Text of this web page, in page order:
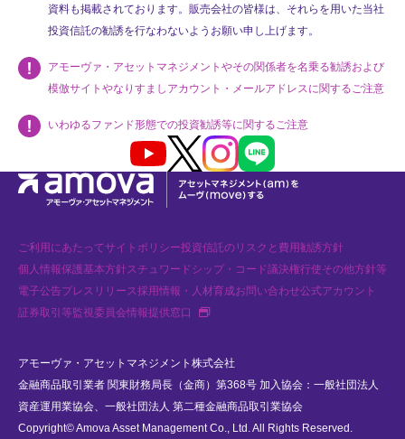
資料も掲載されております。販売会社の皆様は、それらを用いた当社
投資信託の勧誘を行なわないようお願い申し上げます。
アモーヴァ・アセットマネジメントやその関係者を名乗る勧誘および
模倣サイトやなりすましアカウント・メールアドレスに関するご注意
いわゆるファンド形態での投資勧誘等に関するご注意
Youtube X InstagramLINE
ご利用にあたってサイトポリシー投資信託のリスクと費用勧誘方針
個人情報保護基本方針スチュワードシップ・コード議決権行使その他方針等
電子公告プレスリリース採用情報・人材育成お問い合わせ公式アカウント
証券取引等監視委員会情報提供窓口
新規タブで開く
アモーヴァ・アセットマネジメント株式会社
金融商品取引業者 関東財務局長（金商）第368号 加入協会：一般社団法人
資産運用業協会、一般社団法人 第二種金融商品取引業協会
Copyright© Amova Asset Management Co., Ltd. All Rights Reserved.